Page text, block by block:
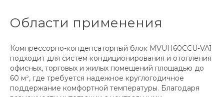
Области применения
Компрессорно-конденсаторный блок MVUH60CCU-VA1
подходит для систем кондиционирования и отопления
офисных, торговых и жилых помещений площадью до
60 м², где требуется надежное круглогодичное
поддержание комфортной температуры. Благодаря